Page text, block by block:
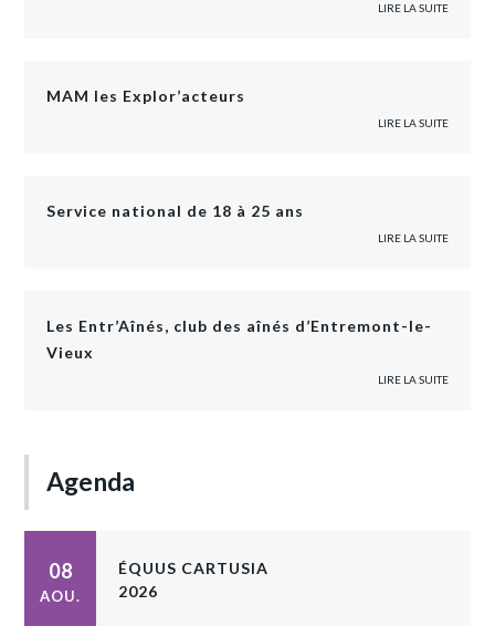
LIRE LA SUITE
MAM les Explor’acteurs
LIRE LA SUITE
Service national de 18 à 25 ans
LIRE LA SUITE
Les Entr’Aînés, club des aînés d’Entremont-le-
Vieux
LIRE LA SUITE
Agenda
08
AOU.
ÉQUUS CARTUSIA
2026